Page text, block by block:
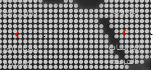
الأوروبية
الدراسات
العربية
والرأي العام
قضايا المرأة
والأسرة